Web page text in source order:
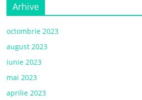
Arhive
octombrie 2023
august 2023
iunie 2023
mai 2023
aprilie 2023